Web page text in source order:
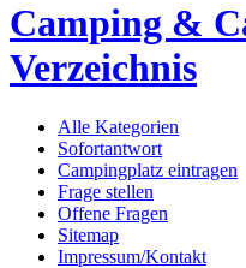
Camping &
Verzeichnis
Alle Kategorien
Sofortantwort
Campingplatz eintragen
Frage stellen
Offene Fragen
Sitemap
Impressum/Kontakt